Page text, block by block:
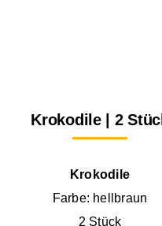
Krokodile | 2
Krokodile
Farbe: hellbraun
2 Stück